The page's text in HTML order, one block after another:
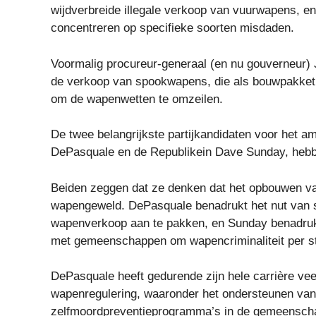
wijdverbreide illegale verkoop van vuurwapens,
concentreren op specifieke soorten misdaden.
Voormalig procureur-generaal (en nu
de verkoop van spookwapens, die als
om de wapenwetten te omzeilen.
De twee belangrijkste partijkandidaten voor het
DePasquale en de Republikein Dave Sunday,
Beiden zeggen dat ze denken dat het opbouwen
wapengeweld. DePasquale benadrukt het nut
wapenverkoop aan te pakken, en Sunday
met gemeenschappen om wapencriminaliteit per
DePasquale heeft gedurende zijn hele carrière
wapenregulering, waaronder het ondersteunen
zelfmoordpreventieprogramma’s in de